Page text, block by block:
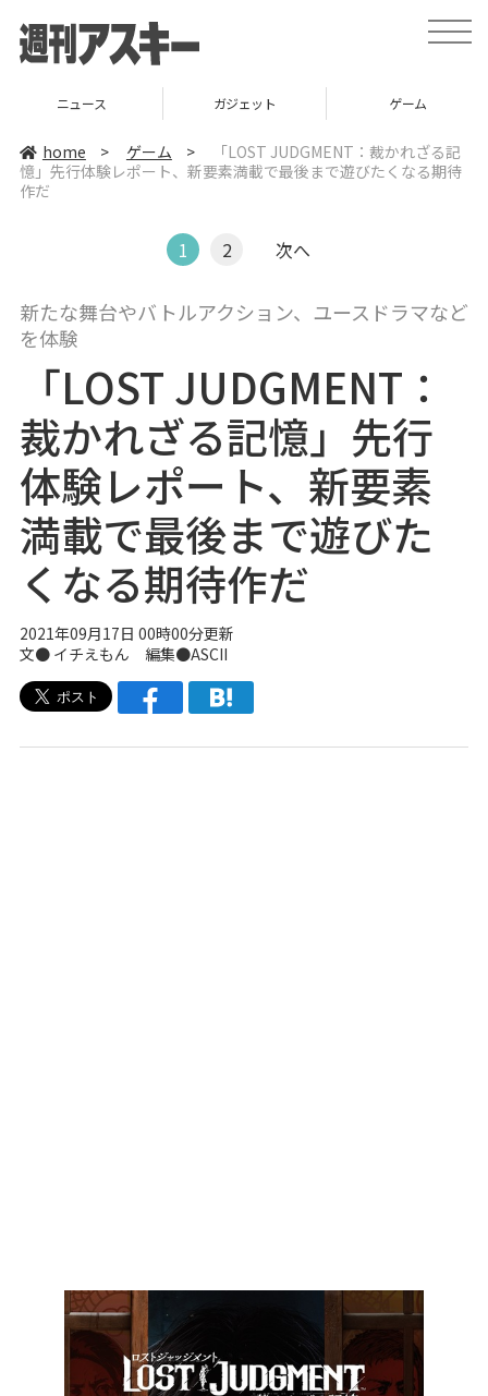
t
o
v
i
ニュース ガジェット ゲーム
home > ゲーム >
「LOST JUDGMENT：裁かれざる記
憶」先行体験レポート、新要素満載で最後まで遊びたくなる期待
作だ
1 2 次へ
新たな舞台やバトルアクション、ユースドラマなど
を体験
「LOST JUDGMENT：
裁かれざる記憶」先行
体験レポート、新要素
満載で最後まで遊びた
くなる期待作だ
2021年09月17日 00時00分更新
文● イチえもん 編集●ASCII